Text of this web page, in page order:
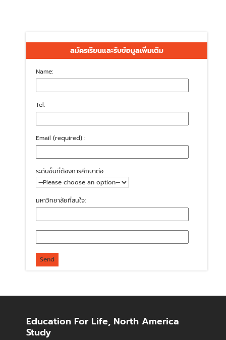
สมัครเรียนและรับข้อมูลเพิ่มเติม
Name:
Tel:
Email (required) :
ระดับชั้นที่ต้องการศึกษาต่อ
มหาวิทยาลัยที่สนใจ:
Education For Life, North America
Study